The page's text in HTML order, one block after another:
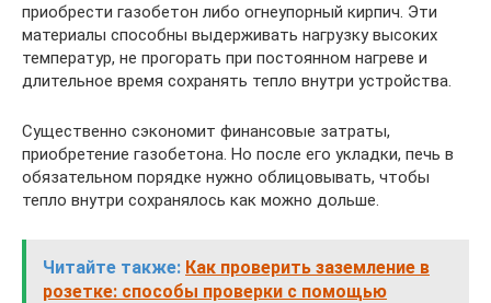
приобрести газобетон либо огнеупорный кирпич. Эти
материалы способны выдерживать нагрузку высоких
температур, не прогорать при постоянном нагреве и
длительное время сохранять тепло внутри устройства.
Существенно сэкономит финансовые затраты,
приобретение газобетона. Но после его укладки, печь в
обязательном порядке нужно облицовывать, чтобы
тепло внутри сохранялось как можно дольше.
Читайте также: Как проверить заземление в
розетке: способы проверки с помощью